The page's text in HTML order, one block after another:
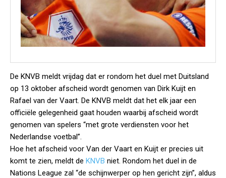
De KNVB meldt vrijdag dat er rondom het duel met Duitsland
op 13 oktober afscheid wordt genomen van Dirk Kuijt en
Rafael van der Vaart. De KNVB meldt dat het elk jaar een
officiële gelegenheid gaat houden waarbij afscheid wordt
genomen van spelers “met grote verdiensten voor het
Nederlandse voetbal”.
Hoe het afscheid voor Van der Vaart en Kuijt er precies uit
komt te zien, meldt de KNVB niet. Rondom het duel in de
Nations League zal “de schijnwerper op hen gericht zijn”, aldus